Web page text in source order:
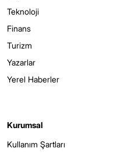
Teknoloji
Finans
Turizm
Yazarlar
Yerel Haberler
Kurumsal
Kullanım Şartları